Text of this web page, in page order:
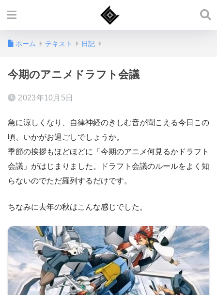
ホーム テキスト 日記
今期のアニメドラフト会議
2023年10月5日
急に涼しくなり、自律神経のきしむ音が聞こえる今日この
頃、いかがお過ごしでしょうか。
季節の挨拶もほどほどに「今期のアニメ何見るかドラフト
会議」がはじまりました。ドラフト会議のルールをよく知
らないのでただ羅列するだけです。
ちなみに去年の秋はこんな感じでした。